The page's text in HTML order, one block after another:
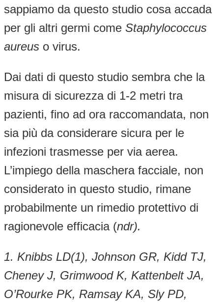
sappiamo da questo studio cosa accada
per gli altri germi come Staphylococcus
aureus o virus.
Dai dati di questo studio sembra che la
misura di sicurezza di 1-2 metri tra
pazienti, fino ad ora raccomandata, non
sia più da considerare sicura per le
infezioni trasmesse per via aerea.
L’impiego della maschera facciale, non
considerato in questo studio, rimane
probabilmente un rimedio protettivo di
ragionevole efficacia (ndr).
1. Knibbs LD(1), Johnson GR, Kidd TJ,
Cheney J, Grimwood K, Kattenbelt JA,
O’Rourke PK, Ramsay KA, Sly PD,